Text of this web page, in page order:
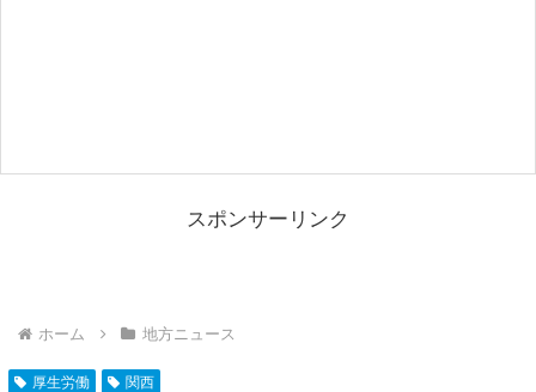
スポンサーリンク
ホーム 地方ニュース
厚生労働 関西